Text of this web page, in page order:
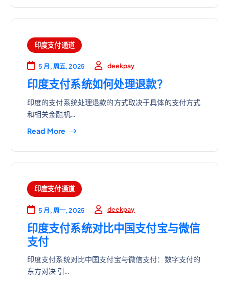
印度支付通道
5 月, 周五, 2025 deekpay
印度支付系统如何处理退款？
印度的支付系统处理退款的方式取决于具体的支付方式
和相关金融机…
Read More
印度支付通道
5 月, 周一, 2025 deekpay
印度支付系统对比中国支付宝与微信
支付
印度支付系统对比中国支付宝与微信支付：数字支付的
东方对决 引…